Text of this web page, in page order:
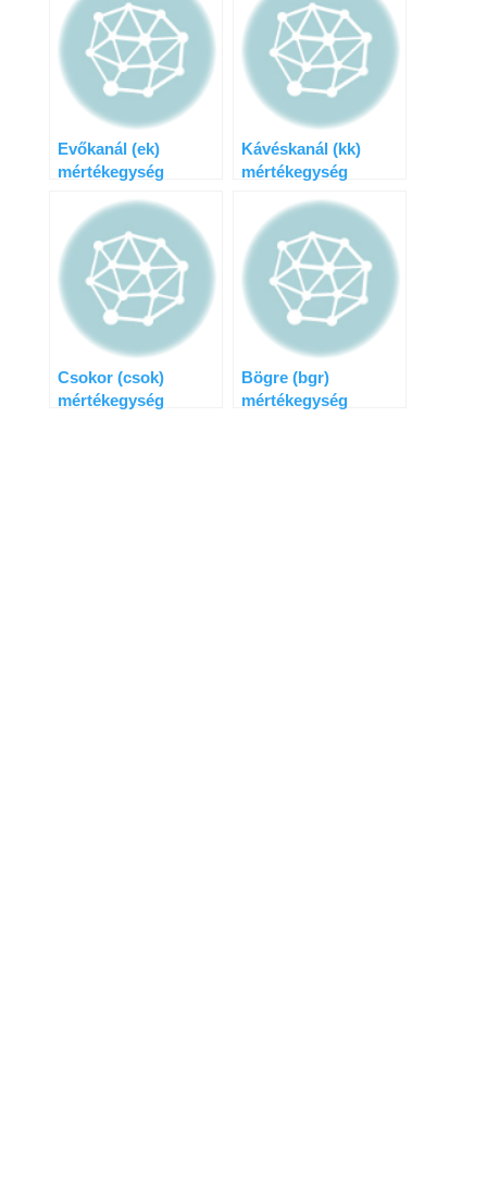
Evőkanál (ek)
mértékegység
Kávéskanál (kk)
mértékegység
Csokor (csok)
mértékegység
Bögre (bgr)
mértékegység